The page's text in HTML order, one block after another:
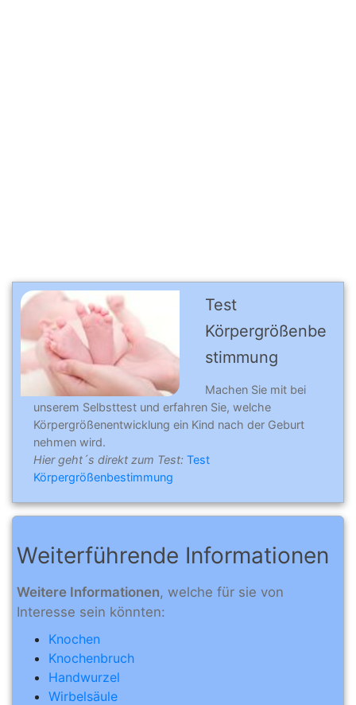
Test
Körpergrößenbe
stimmung
Machen Sie mit bei
unserem Selbsttest und erfahren Sie, welche
Körpergrößenentwicklung ein Kind nach der Geburt
nehmen wird.
Hier geht´s direkt zum Test: Test
Körpergrößenbestimmung
Weiterführende Informationen
Weitere Informationen, welche für sie von
Interesse sein könnten:
Knochen
Knochenbruch
Handwurzel
Wirbelsäule